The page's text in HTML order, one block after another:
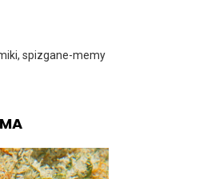
spizgane-memy